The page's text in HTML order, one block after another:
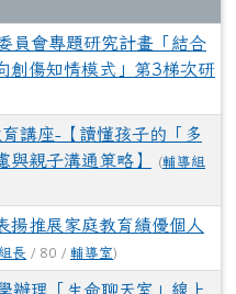
講座-【讀懂孩子的「多
與親子溝通策略】 (輔導組
揚推展家庭教育績優個人
長/ 80 /輔導室)
辦理「生命聊天室」線上
)
育中心-小桃家3月課程資